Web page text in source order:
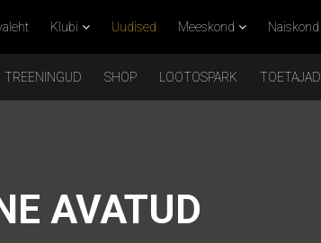
Klubi Uudised Meeskond Naiskond
TREENINGUD SHOP LOOTOSPARK TOETAJAD
AVATUD